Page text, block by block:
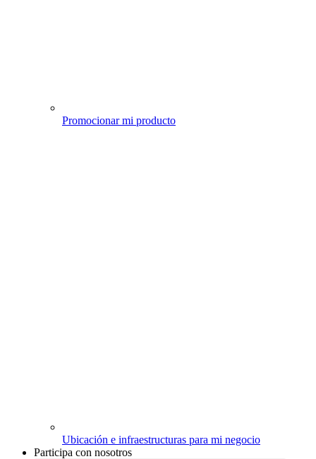
Promocionar mi producto
Ubicación e infraestructuras para mi negocio
Participa con nosotros